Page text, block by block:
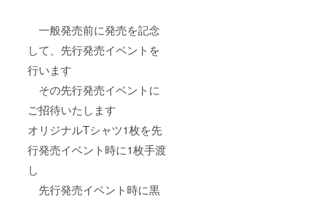
一般発売前に発売を記念
して、先行発売イベントを
行います
その先行発売イベントに
ご招待いたします
オリジナルTシャツ1枚を先
行発売イベント時に1枚手渡
し
先行発売イベント時に黒